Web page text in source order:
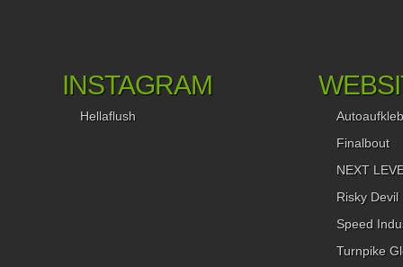
INSTAGRAM
Hellaflush
Finalbout
NEXT
Risky Devil
Speed
Turnpike